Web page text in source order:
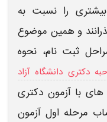
را نسبت به
و همین موضوع
ثبت نام، نحوه
دکتری دانشگاه آزاد
با آزمون دکتری
مرحله اول آزمون